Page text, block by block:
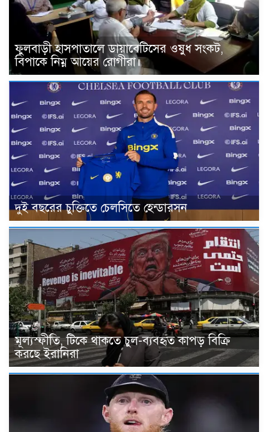
ফুলবাড়ী হাসপাতালে ডায়াবেটিসের ওষুধ সংকট,
বিপাকে নিম্ন আয়ের রোগীরা॥
দুই বছরের চুক্তিতে চেলসিতে হেন্ডারসন
মূল্যস্ফীতি, টিকে থাকতে চুল-ব্যবহৃত কাপড় বিক্রি
করছে ইরানিরা